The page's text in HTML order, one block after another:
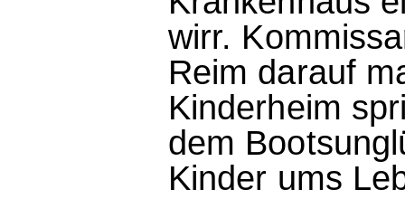
wirr.
Reim darauf
Kinderheim
dem
Kinder ums